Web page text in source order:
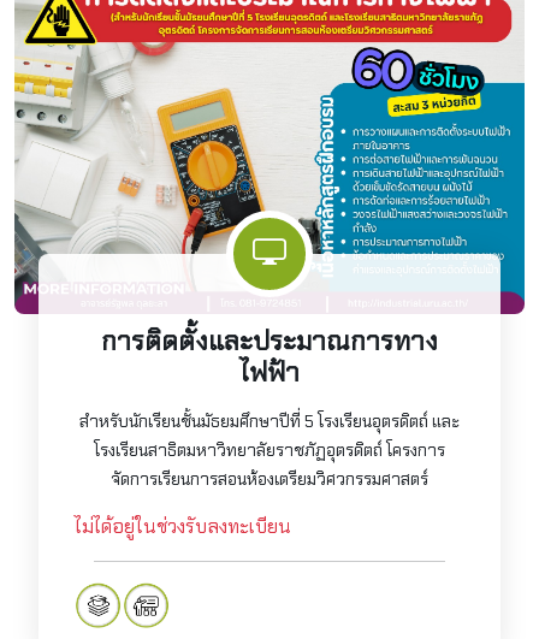
การติดตั้งและประมาณการทาง
ไฟฟ้า
สำหรับนักเรียนชั้นมัธยมศึกษาปีที่ 5 โรงเรียนอุตรดิตถ์ และ
โรงเรียนสาธิตมหาวิทยาลัยราชภัฏอุตรดิตถ์ โครงการ
จัดการเรียนการสอนห้องเตรียมวิศวกรรมศาสตร์
ไม่ได้อยู่ในช่วงรับลงทะเบียน